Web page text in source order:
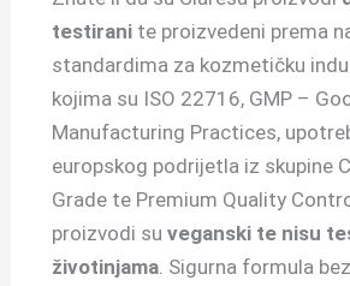
testirani te proizvedeni prema
standardima za kozmetičku
kojima su ISO 22716, GMP –
Manufacturing Practices,
europskog podrijetla iz skupine
Grade te Premium Quality
proizvodi suveganski te nisu
životinjama . Sigurna formula